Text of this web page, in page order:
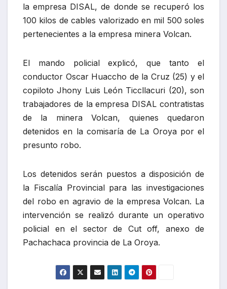
la empresa DISAL, de donde se recuperó los
100 kilos de cables valorizado en mil 500 soles
pertenecientes a la empresa minera Volcan.
El mando policial explicó, que tanto el
conductor Oscar Huaccho de la Cruz (25) y el
copiloto Jhony Luis León Ticcllacuri (20), son
trabajadores de la empresa DISAL contratistas
de la minera Volcan, quienes quedaron
detenidos en la comisaría de La Oroya por el
presunto robo.
Los detenidos serán puestos a disposición de
la Fiscalía Provincial para las investigaciones
del robo en agravio de la empresa Volcan. La
intervención se realizó durante un operativo
policial en el sector de Cut off, anexo de
Pachachaca provincia de La Oroya.